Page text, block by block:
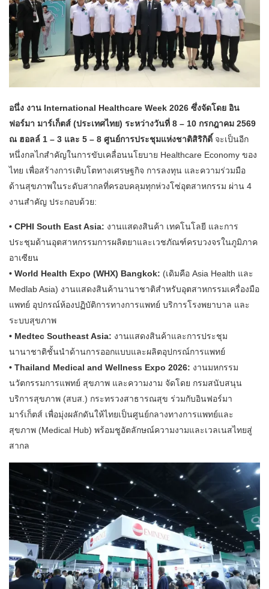
อนึ่ง งาน International Healthcare Week 2026 ซึ่งจัดโดย อิน
ฟอร์มา มาร์เก็ตส์ (ประเทศไทย) ระหว่างวันที่ 8 – 10 กรกฎาคม 2569
ณ ฮอลล์ 1 – 3 และ 5 – 8 ศูนย์การประชุมแห่งชาติสิริกิติ์ จะเป็นอีก
หนึ่งกลไกสำคัญในการขับเคลื่อนนโยบาย Healthcare Economy ของ
ไทย เพื่อสร้างการเติบโตทางเศรษฐกิจ การลงทุน และความร่วมมือ
ด้านสุขภาพในระดับสากลที่ครอบคลุมทุกห่วงโซ่อุตสาหกรรม ผ่าน 4
งานสำคัญ ประกอบด้วย:
• CPHI South East Asia: งานแสดงสินค้า เทคโนโลยี และการ
ประชุมด้านอุตสาหกรรมการผลิตยาและเวชภัณฑ์ครบวงจรในภูมิภาค
อาเซียน
• World Health Expo (WHX) Bangkok: (เดิมคือ Asia Health และ
Medlab Asia) งานแสดงสินค้านานาชาติสำหรับอุตสาหกรรมเครื่องมือ
แพทย์ อุปกรณ์ห้องปฏิบัติการทางการแพทย์ บริการโรงพยาบาล และ
ระบบสุขภาพ
• Medtec Southeast Asia: งานแสดงสินค้าและการประชุม
นานาชาติชั้นนำด้านการออกแบบและผลิตอุปกรณ์การแพทย์
• Thailand Medical and Wellness Expo 2026: งานมหกรรม
นวัตกรรมการแพทย์ สุขภาพ และความงาม จัดโดย กรมสนับสนุน
บริการสุขภาพ (สบส.) กระทรวงสาธารณสุข ร่วมกับอินฟอร์มา
มาร์เก็ตส์ เพื่อมุ่งผลักดันให้ไทยเป็นศูนย์กลางทางการแพทย์และ
สุขภาพ (Medical Hub) พร้อมชูอัตลักษณ์ความงามและเวลเนสไทยสู่
สากล